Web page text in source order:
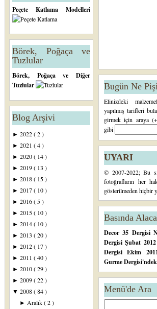
Peçete Katlama Modelleri
Börek, Poğaça ve
Tuzlular
Börek, Poğaça ve Diğer
Tuzlular
Blog Arşivi
► 2022( 2 )
► 2021 ( 4 )
► 2020( 14 )
► 2019( 13 )
► 2018( 15 )
► 2017( 10 )
► 2016( 5 )
► 2015( 10 )
► 2014( 10 )
► 2013 ( 20 )
► 2012( 17 )
► 2011 ( 40 )
► 2010( 29 )
► 2009( 22 )
▼ 2008( 84 )
►Aralık( 2 )
Bugün Ne
Elinizdeki
yapılmış tarifleri
girmek için araya
gibi
UYARI
© 2007-2022; Bu
fotoğrafların her
gösterilmeden hiçbir
Basında
Decor 35 Dergisi
Dergisi Şubat 2012
Dergisi Ekim
Gurme
Menü'de Ara